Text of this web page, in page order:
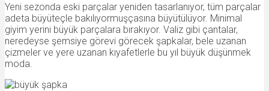
Yeni sezonda eski parçalar yeniden tasarlanıyor, tüm parçalar
adeta büyüteçle bakılıyormuşçasına büyütülüyor. Minimal
giyim yerini büyük parçalara bırakıyor. Valiz gibi çantalar,
neredeyse şemsiye görevi görecek şapkalar, bele uzanan
çizmeler ve yere uzanan kıyafetlerle bu yıl büyük düşünmek
moda.